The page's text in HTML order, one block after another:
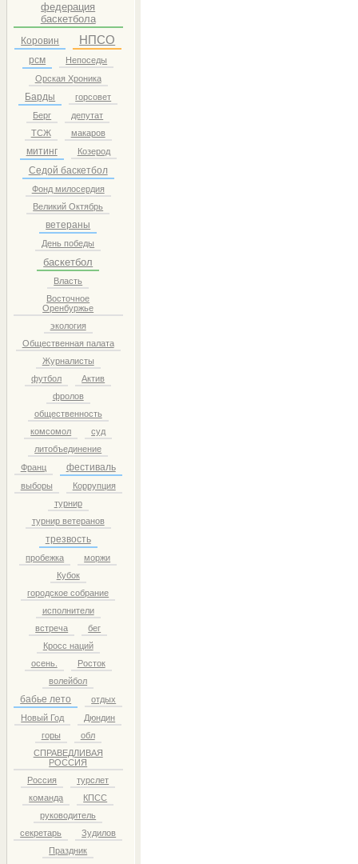
федерация
баскетбола
Коровин НПСО
рсм
Непоседы
Орская Хроника
Барды
горсовет
Берг
депутат
ТСЖ
макаров
митинг Козерод
Седой баскетбол
Фонд милосердия
Великий Октябрь
ветераны
День победы
баскетбол
Власть
Восточное
Оренбуржье
экология
Общественная палата
Журналисты
футбол
Актив
фролов
общественность
комсомол
суд
литобъединение
Франц
фестиваль
выборы
Коррупция
турнир
турнир ветеранов
трезвость
пробежка
моржи
Кубок
городское собрание
исполнители
встреча
бег
Кросс наций
осень.
Росток
волейбол
бабье лето
отдых
Новый Год
Дюндин
горы
обл
СПРАВЕДЛИВАЯ
РОССИЯ
Россия
турслет
команда
КПСС
руководитель
секретарь
Зудилов
Праздник